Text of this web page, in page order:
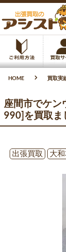
HOME 買取実
座間市でケン
990]を買取ま
出張買取
大